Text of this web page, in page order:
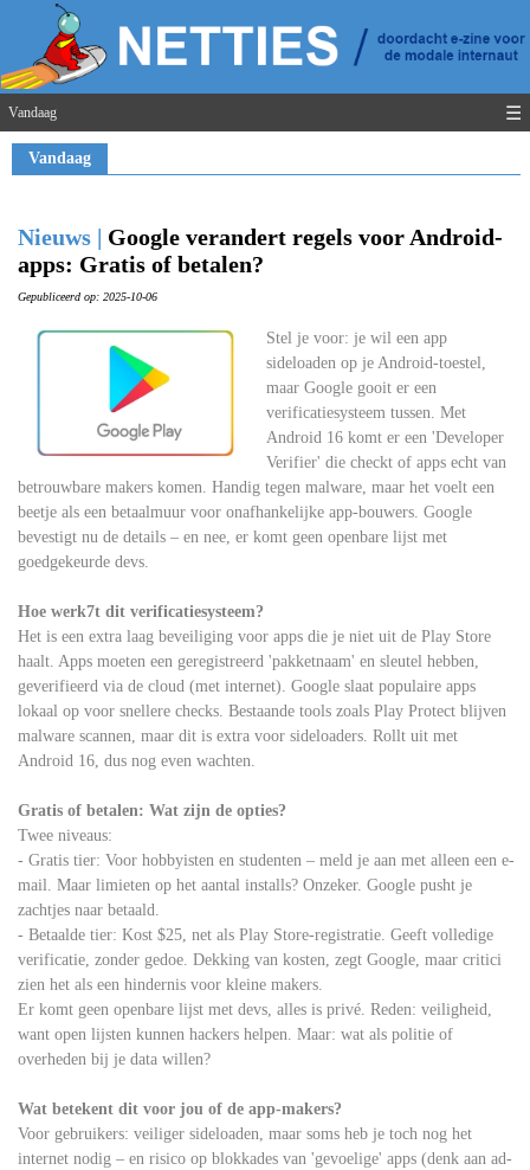
Vandaag ☰
Vandaag
Nieuws | Google verandert regels voor Android-
apps: Gratis of betalen?
Gepubliceerd op: 2025-10-06
Stel je voor: je wil een app
sideloaden op je Android-toestel,
maar Google gooit er een
verificatiesysteem tussen. Met
Android 16 komt er een 'Developer
Verifier' die checkt of apps echt van
betrouwbare makers komen. Handig tegen malware, maar het voelt een
beetje als een betaalmuur voor onafhankelijke app-bouwers. Google
bevestigt nu de details – en nee, er komt geen openbare lijst met
goedgekeurde devs.
Hoe werk7t dit verificatiesysteem?
Het is een extra laag beveiliging voor apps die je niet uit de Play Store
haalt. Apps moeten een geregistreerd 'pakketnaam' en sleutel hebben,
geverifieerd via de cloud (met internet). Google slaat populaire apps
lokaal op voor snellere checks. Bestaande tools zoals Play Protect blijven
malware scannen, maar dit is extra voor sideloaders. Rollt uit met
Android 16, dus nog even wachten.
Gratis of betalen: Wat zijn de opties?
Twee niveaus:
- Gratis tier: Voor hobbyisten en studenten – meld je aan met alleen een e-
mail. Maar limieten op het aantal installs? Onzeker. Google pusht je
zachtjes naar betaald.
- Betaalde tier: Kost $25, net als Play Store-registratie. Geeft volledige
verificatie, zonder gedoe. Dekking van kosten, zegt Google, maar critici
zien het als een hindernis voor kleine makers.
Er komt geen openbare lijst met devs, alles is privé. Reden: veiligheid,
want open lijsten kunnen hackers helpen. Maar: wat als politie of
overheden bij je data willen?
Wat betekent dit voor jou of de app-makers?
Voor gebruikers: veiliger sideloaden, maar soms heb je toch nog het
internet nodig – en risico op blokkades van 'gevoelige' apps (denk aan ad-